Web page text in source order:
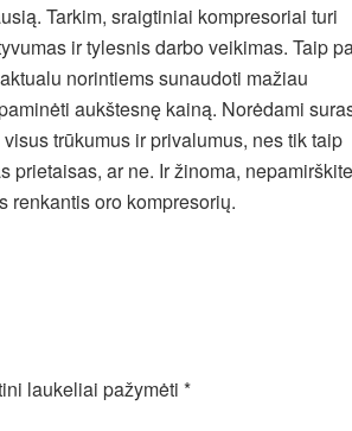
Tarkim, sraigtiniai kompresoriai turi
ir tylesnis darbo veikimas. Taip
norintiems sunaudoti mažiau
aukštesnę kainą. Norėdami
trūkumus ir privalumus, nes tik taip
prietaisas, ar ne. Ir žinoma, nepamirškite
renkantis oro kompresorių.
laukeliai pažymėti *